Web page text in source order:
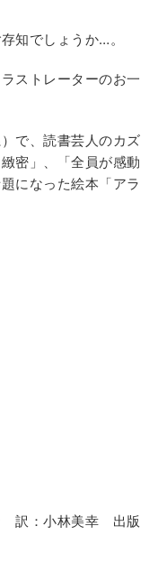
知でしょうか…。
ストレーターのお一
で、読書芸人のカズ
密」、「全員が感動
になった絵本「アラ
訳：小林美幸 出版